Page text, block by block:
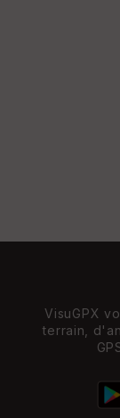
VisuGPX
terrain,